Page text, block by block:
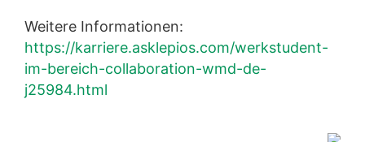
Weitere Informationen:
https://karriere.asklepios.com/werkstudent-
im-bereich-collaboration-wmd-de-
j25984.html